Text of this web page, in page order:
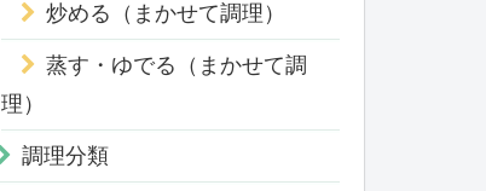
炒める（まかせて調理）
蒸す・ゆでる（まかせて調
理）
調理分類